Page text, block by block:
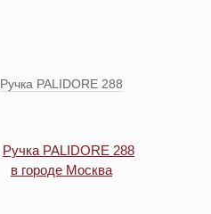
Ручка PALIDORE 288